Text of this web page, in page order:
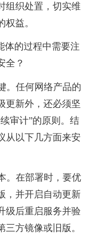
组织处置，切实维
益。
体的过程中需要注
全？
。任何网络产品的
更新外，还必须坚
审计”的原则。结
从以下几方面来安
。在部署时，要优
，并开启自动更新
级后重启服务并验
方镜像或旧版。